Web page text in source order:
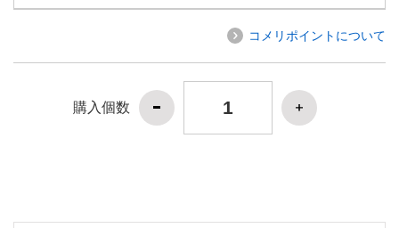
コメリポイントについて
購入個数